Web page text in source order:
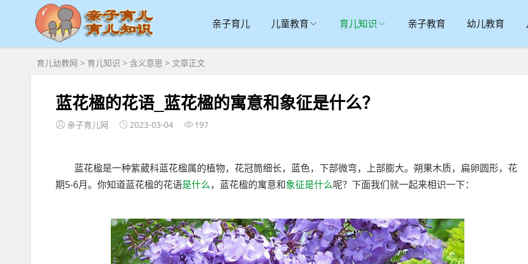
亲子育儿 儿童教育 育儿知识 亲子教育 幼儿教育
育儿幼教网 > 育儿知识 > 含义意思 > 文章正文
蓝花楹的花语_蓝花楹的寓意和象征是什么？
亲子育儿网 2023-03-04 197
蓝花楹是一种紫葳科蓝花楹属的植物，花冠筒细长，蓝色，下部微弯，上部膨大。朔果木质，扁卵圆形，花
期5-6月。你知道蓝花楹的花语是什么，蓝花楹的寓意和象征是什么呢？下面我们就一起来相识一下：